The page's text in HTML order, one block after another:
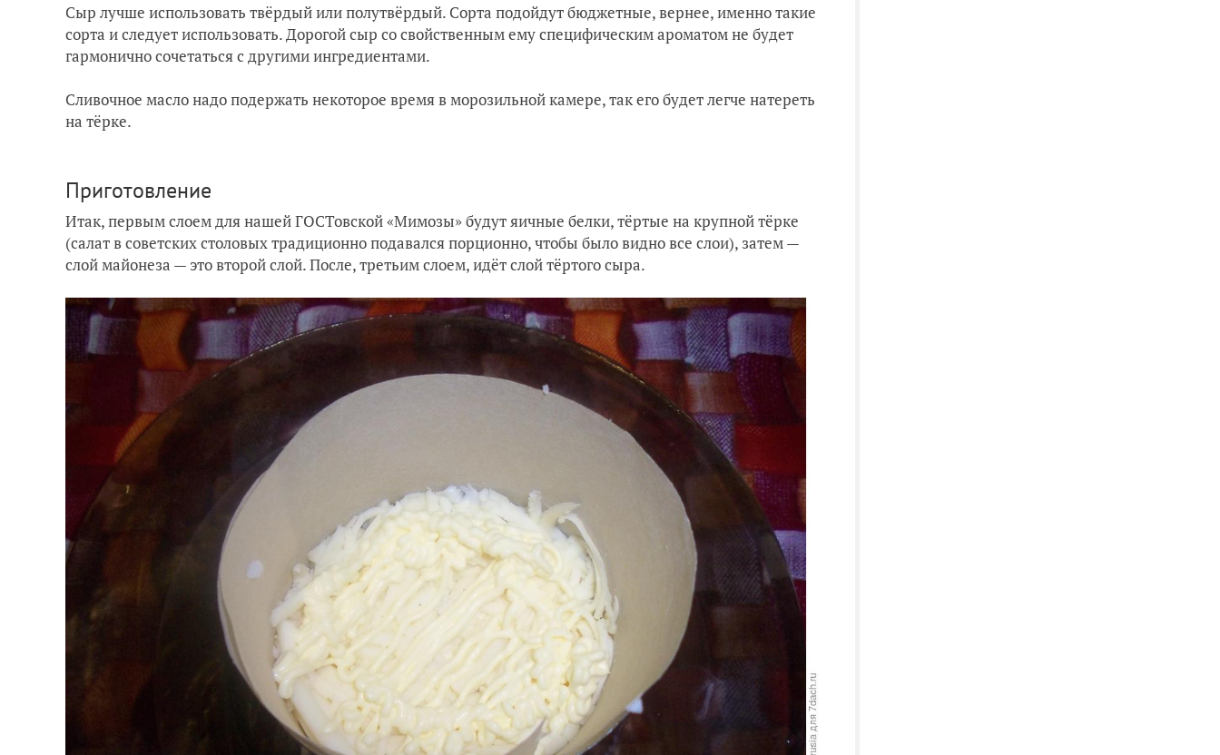
Сыр лучше использовать твёрдый или полутвёрдый. Сорта подойдут бюджетные, вернее, именно такие
сорта и следует использовать. Дорогой сыр со свойственным ему специфическим ароматом не будет
гармонично сочетаться с другими ингредиентами.
Сливочное масло надо подержать некоторое время в морозильной камере, так его будет легче натереть
на тёрке.
Приготовление
Итак, первым слоем для нашей ГОСТовской «Мимозы» будут яичные белки, тёртые на крупной тёрке
(салат в советских столовых традиционно подавался порционно, чтобы было видно все слои), затем —
слой майонеза — это второй слой. После, третьим слоем, идёт слой тёртого сыра.